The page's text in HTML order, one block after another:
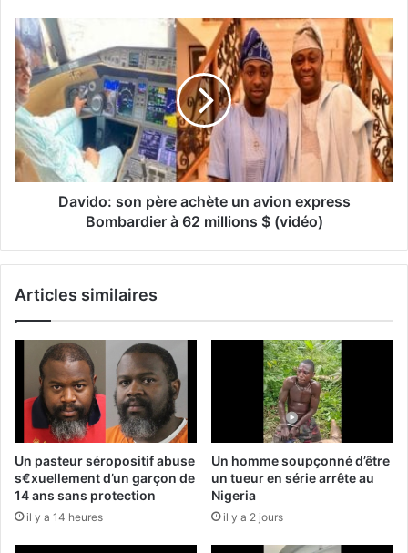
Davido: son père achète un avion express
Bombardier à 62 millions $ (vidéo)
Articles similaires
Un pasteur séropositif abuse
s€xuellement d’un garçon de
14 ans sans protection
il y a 14 heures
Un homme soupçonné d’être
un tueur en série arrête au
Nigeria
il y a 2 jours